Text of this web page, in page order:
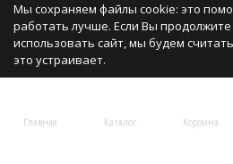
Главная Каталог Корзина
Информация
Политика персональных данных
Мы сохраняем файлы cookie: это
работать лучше. Если Вы продолжите
использовать сайт, мы будем
это устраивает.